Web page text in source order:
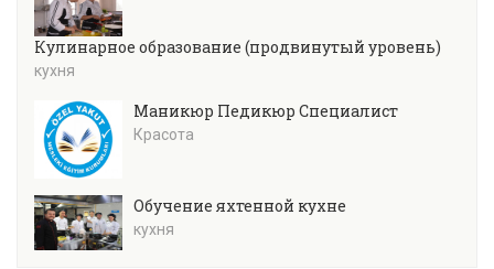
Кулинарное образование (продвинутый уровень)
кухня
Маникюр Педикюр Специалист
Красота
Обучение яхтенной кухне
кухня